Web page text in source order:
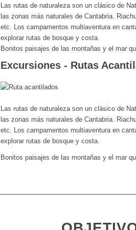
Las rutas de naturaleza son un clásico de
las zonas más naturales de Cantabria.
etc. Los campamentos multiaventura en
explorar rutas de bosque y costa.
Bonitos paisajes de las montañas y el mar
Excursiones - Rutas
Las rutas de naturaleza son un clásico de
las zonas más naturales de Cantabria.
etc. Los campamentos multiaventura en
explorar rutas de bosque y costa.
Bonitos paisajes de las montañas y el mar